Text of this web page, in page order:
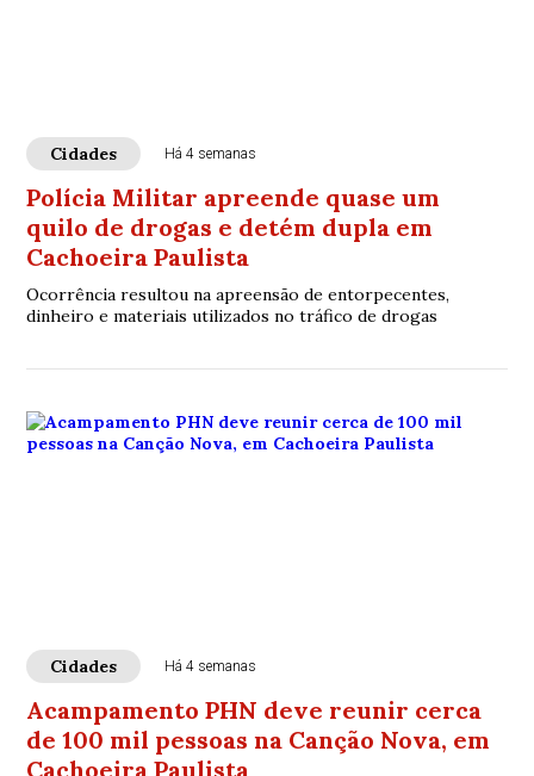
Cidades Há 4 semanas
Polícia Militar apreende quase um
quilo de drogas e detém dupla em
Cachoeira Paulista
Ocorrência resultou na apreensão de entorpecentes,
dinheiro e materiais utilizados no tráfico de drogas
Cidades Há 4 semanas
Acampamento PHN deve reunir cerca
de 100 mil pessoas na Canção Nova, em
Cachoeira Paulista